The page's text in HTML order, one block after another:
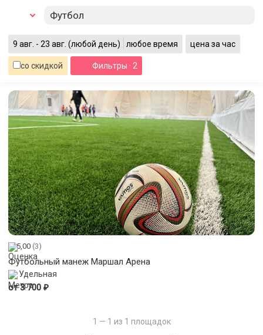
Футбол
9 авг. - 23 авг. (любой день) любое время цена за час
со скидкой Фильтры · 2
5,00 (3)
Футбольный манеж Маршал Арена
Удельная
от 3 700 ₽
1 — 1 из 1 площадок